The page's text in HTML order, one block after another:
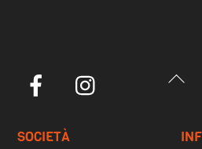
Back
Facebook
SOCIETÀ